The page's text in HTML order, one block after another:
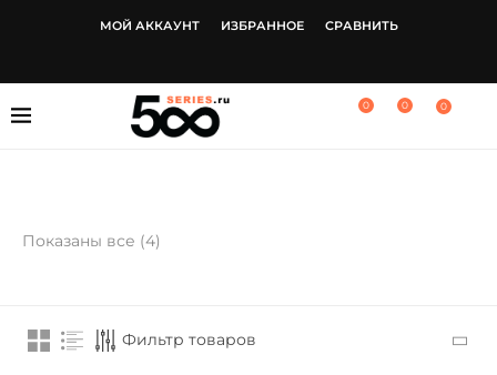
МОЙ АККАУНТ ИЗБРАННОЕ СРАВНИТЬ
0
0
0
Показаны все (4)
Фильтр товаров